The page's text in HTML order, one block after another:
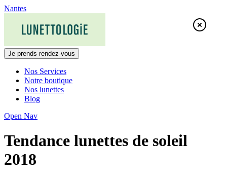
Skip
content
Nantes
Je prends rendez-vous
Nos Services
Notre boutique
Nos lunettes
Blog
Open Nav
Tendance lunettes de soleil
2018